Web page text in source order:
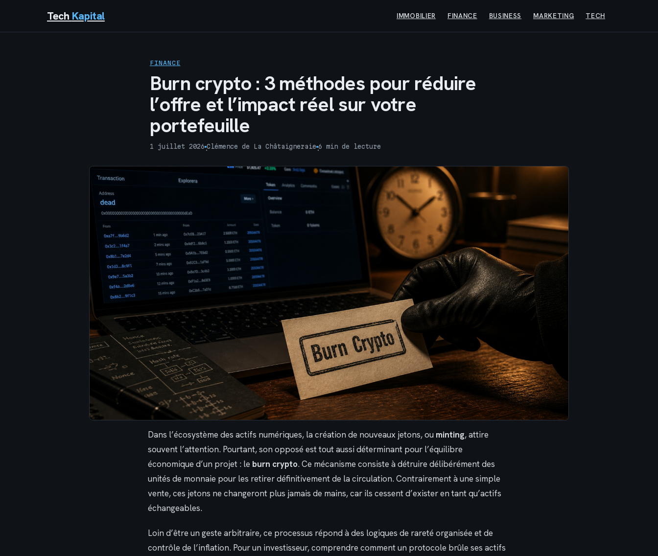
Tech Kapital IMMOBILIER FINANCE BUSINESS MARKETING TECH
FINANCE
Burn crypto : 3 méthodes pour réduire
l’offre et l’impact réel sur votre
portefeuille
1 juillet 2026
·
Clémence de La Châtaigneraie
·
6 min de lecture
Dans l’écosystème des actifs numériques, la création de nouveaux jetons, ou minting, attire
souvent l’attention. Pourtant, son opposé est tout aussi déterminant pour l’équilibre
économique d’un projet : le burn crypto. Ce mécanisme consiste à détruire délibérément des
unités de monnaie pour les retirer définitivement de la circulation. Contrairement à une simple
vente, ces jetons ne changeront plus jamais de mains, car ils cessent d’exister en tant qu’actifs
échangeables.
Loin d’être un geste arbitraire, ce processus répond à des logiques de rareté organisée et de
contrôle de l’inflation. Pour un investisseur, comprendre comment un protocole brûle ses actifs